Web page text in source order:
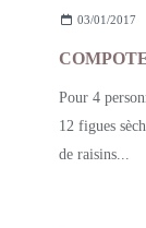
03/01/2017
Pour 4
12 figues
de raisins...